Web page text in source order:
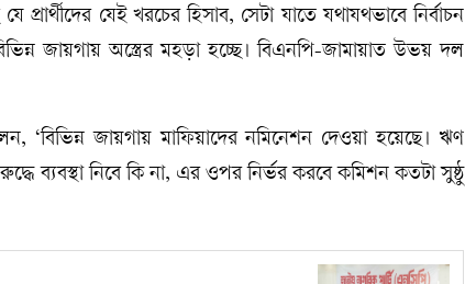
যেই খরচের হিসাব, সেটা যাতে যথাযথভাবে নির্বাচন
জায়গায় অস্ত্রের মহড়া হচ্ছে। বিএনপি-জামায়াত উভয় দল
‘বিভিন্ন জায়গায় মাফিয়াদের নমিনেশন দেওয়া হয়েছে। ঋণ
ব্যবস্থা নিবে কি না, এর ওপর নির্ভর করবে কমিশন কতটা সুষ্ঠু